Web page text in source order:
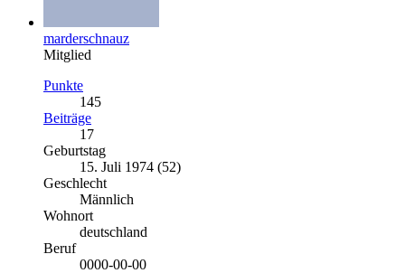
marderschnauz
Mitglied
Punkte
145
Beiträge
17
Geburtstag
15. Juli 1974 (52)
Geschlecht
Männlich
Wohnort
deutschland
Beruf
0000-00-00